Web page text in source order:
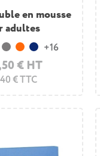
en mousse
adultes
€ HT
€ TTC
GrisOrange
Bleu foncé
+16